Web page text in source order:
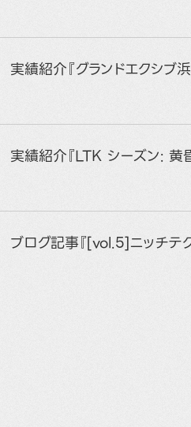
実績紹介『グランドエクシブ
実績紹介『LTK シーズン: 黄
ブログ記事『[vol.5]ニッチテ